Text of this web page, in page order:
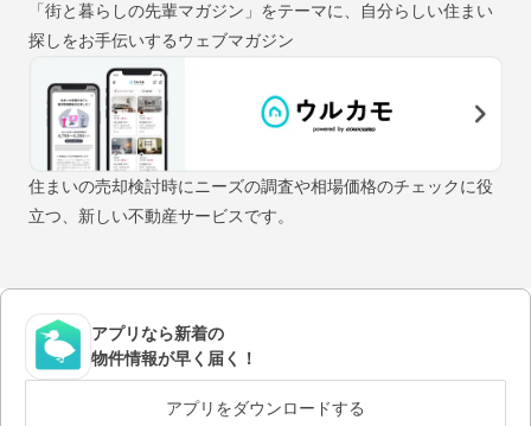
「街と暮らしの先輩マガジン」をテーマに、自分らしい住まい
探しをお手伝いするウェブマガジン
住まいの売却検討時にニーズの調査や相場価格のチェックに役
立つ、新しい不動産サービスです。
アプリなら新着の
物件情報が早く届く！
アプリをダウンロードする